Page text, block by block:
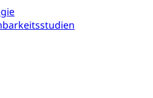
(WAS Luzern)
(WAS Luzern)
Luzern